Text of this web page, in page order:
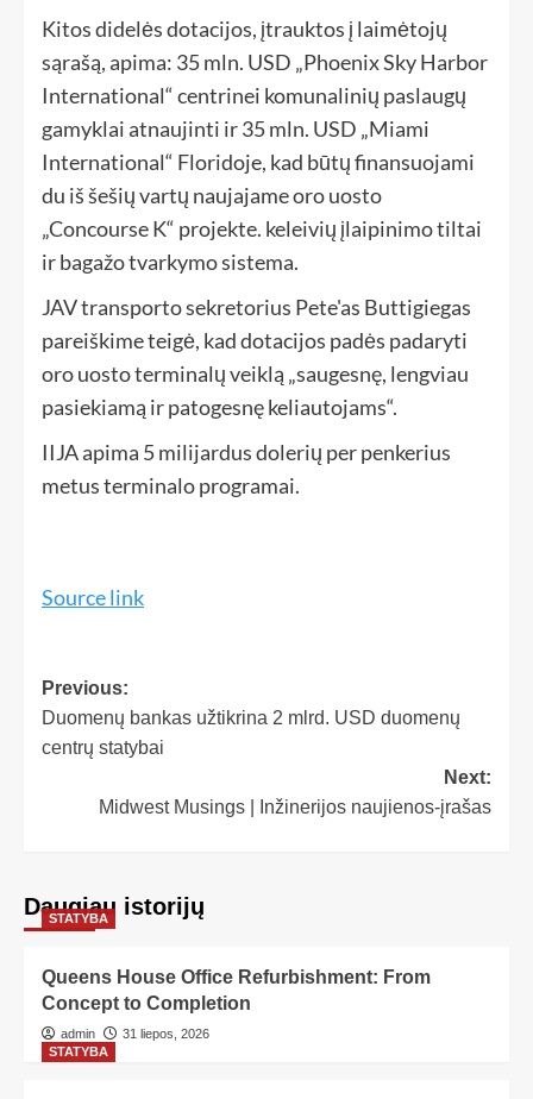
Kitos didelės dotacijos, įtrauktos į laimėtojų
sąrašą, apima: 35 mln. USD „Phoenix Sky Harbor
International“ centrinei komunalinių paslaugų
gamyklai atnaujinti ir 35 mln. USD „Miami
International“ Floridoje, kad būtų finansuojami
du iš šešių vartų naujajame oro uosto
„Concourse K“ projekte. keleivių įlaipinimo tiltai
ir bagažo tvarkymo sistema.
JAV transporto sekretorius Pete'as Buttigiegas
pareiškime teigė, kad dotacijos padės padaryti
oro uosto terminalų veiklą „saugesnę, lengviau
pasiekiamą ir patogesnę keliautojams“.
IIJA apima 5 milijardus dolerių per penkerius
metus terminalo programai.
Source link
Previous:
Duomenų bankas užtikrina 2 mlrd. USD duomenų
centrų statybai
Next:
Midwest Musings | Inžinerijos naujienos-įrašas
Daugiau istorijų
STATYBA
Queens House Office Refurbishment: From
Concept to Completion
admin
31 liepos, 2026
STATYBA